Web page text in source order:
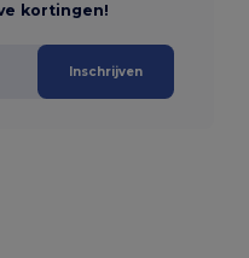
kortingen!
Inschrijven